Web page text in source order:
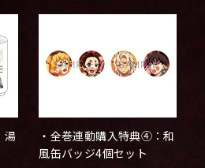
湯
・全巻連動購入特典④：和
風缶バッジ4個セット